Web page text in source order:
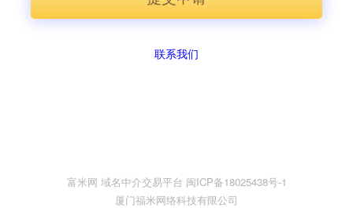
联系我们
富米网 域名中介交易平台 闽ICP备18025438号-1
厦门福米网络科技有限公司